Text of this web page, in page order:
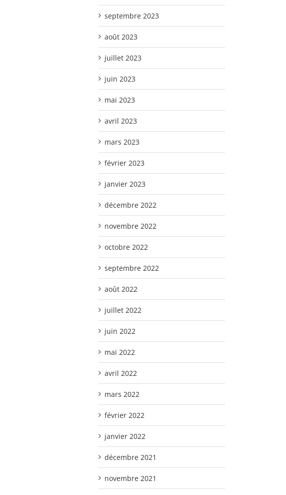
septembre 2023
août 2023
juillet 2023
juin 2023
mai 2023
avril 2023
mars 2023
février 2023
janvier 2023
décembre 2022
novembre 2022
octobre 2022
septembre 2022
août 2022
juillet 2022
juin 2022
mai 2022
avril 2022
mars 2022
février 2022
janvier 2022
décembre 2021
novembre 2021